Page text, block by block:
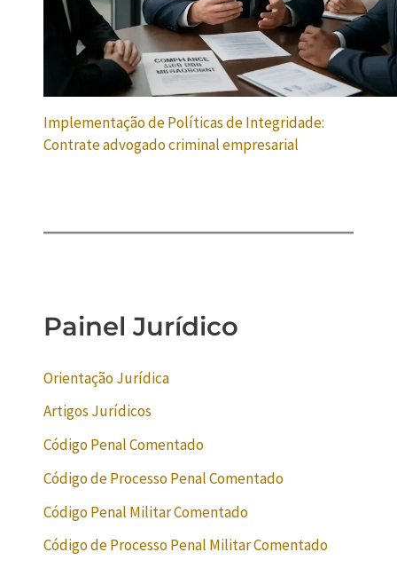
Implementação de Políticas de Integridade:
Contrate advogado criminal empresarial
Painel Jurídico
Orientação Jurídica
Artigos Jurídicos
Código Penal Comentado
Código de Processo Penal Comentado
Código Penal Militar Comentado
Código de Processo Penal Militar Comentado